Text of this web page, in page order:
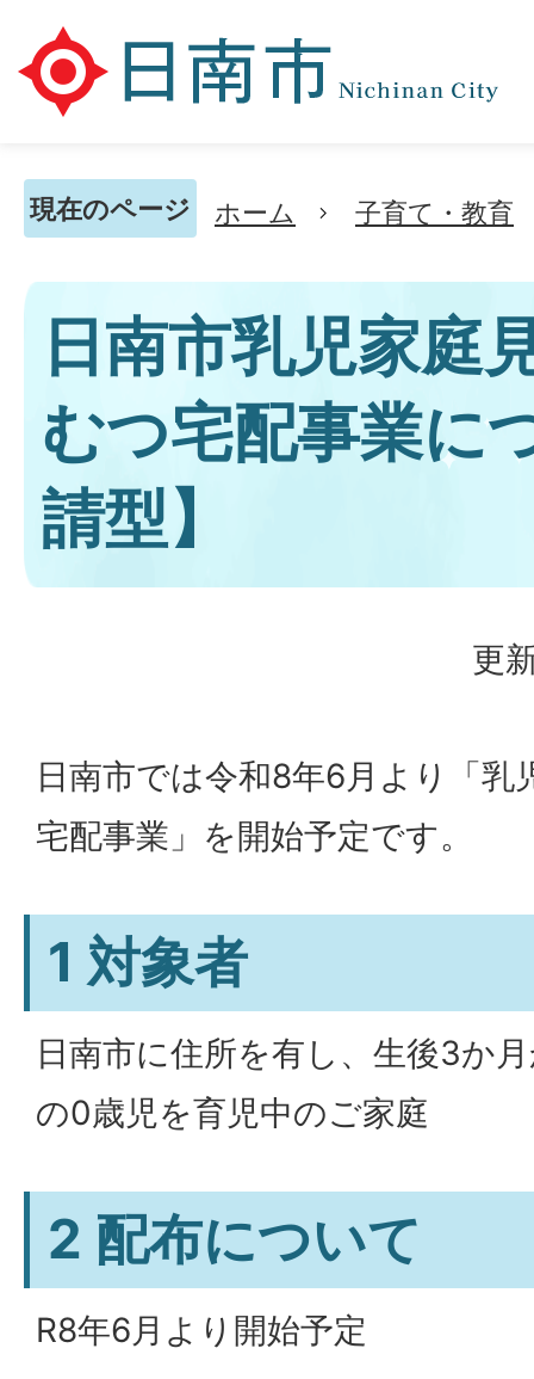
現在のページ ホーム 子育て・教育
日南市乳児家庭
むつ宅配事業に
請型】
更
日南市では令和8年6月より「乳
宅配事業」を開始予定です。
1 対象者
日南市に住所を有し、生後3か
の0歳児を育児中のご家庭
2 配布について
R8年6月より開始予定